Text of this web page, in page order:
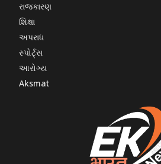
રાજકારણ
શિક્ષા
અપરાધ
સ્પોર્ટ્સ
આરોગ્ય
Aksmat